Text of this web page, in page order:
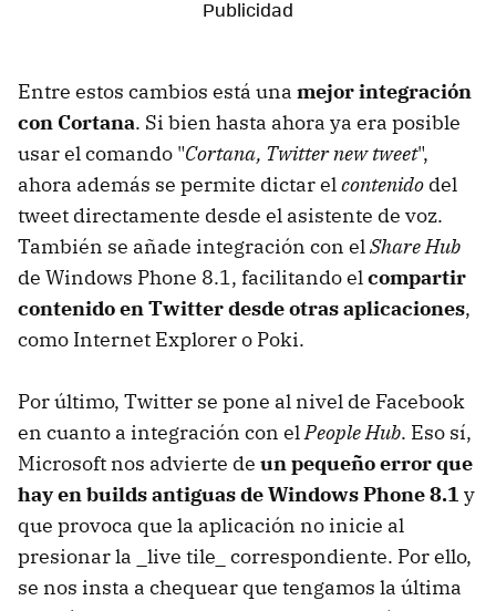
Entre estos cambios está una mejor integración
con Cortana. Si bien hasta ahora ya era posible
usar el comando "Cortana, Twitter new tweet",
ahora además se permite dictar elcontenido del
tweet directamente desde el asistente de voz.
También se añade integración con elShare Hub
de Windows Phone 8.1, facilitando elcompartir
contenido en Twitter desde otras aplicaciones,
como Internet Explorer o Poki.
Por último, Twitter se pone al nivel de Facebook
en cuanto a integración con elPeople Hub. Eso sí,
Microsoft nos advierte de un pequeño error que
hay en builds antiguas de Windows Phone 8.1 y
que provoca que la aplicación no inicie al
presionar la _live tile_ correspondiente. Por ello,
se nos insta a chequear que tengamos la última